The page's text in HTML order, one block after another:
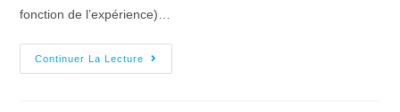
fonction de l’expérience)…
Continuer La Lecture